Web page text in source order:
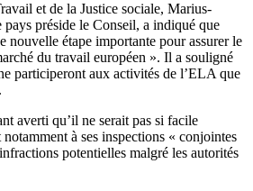
et de la Justice sociale, Marius-
préside le Conseil, a indiqué que
nouvelle étape importante pour assurer le
du travail européen ». Il a souligné
participeront aux activités de l’ELA que
averti qu’il ne serait pas si facile
notamment à ses inspections « conjointes
potentielles malgré les autorités